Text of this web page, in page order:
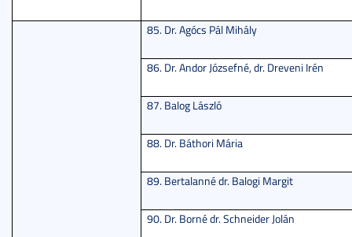
85. Dr. Agócs Pál Mihály
86. Dr. Andor Józsefné, dr. Dreveni Irén
87. Balog László
88. Dr. Báthori Mária
89. Bertalanné dr. Balogi Margit
90. Dr. Borné dr. Schneider Jolán